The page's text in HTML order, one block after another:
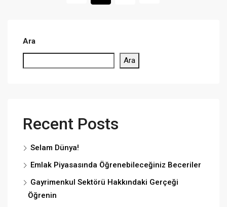
Ara
Ara
Recent Posts
Selam Dünya!
Emlak Piyasasında Öğrenebileceğiniz Beceriler
Gayrimenkul Sektörü Hakkındaki Gerçeği
Öğrenin